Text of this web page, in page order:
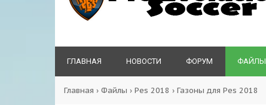
ГЛАВНАЯ НОВОСТИ ФОРУМ ФАЙЛЫ
Главная › Файлы › Pes 2018 › Газоны для Pes 2018